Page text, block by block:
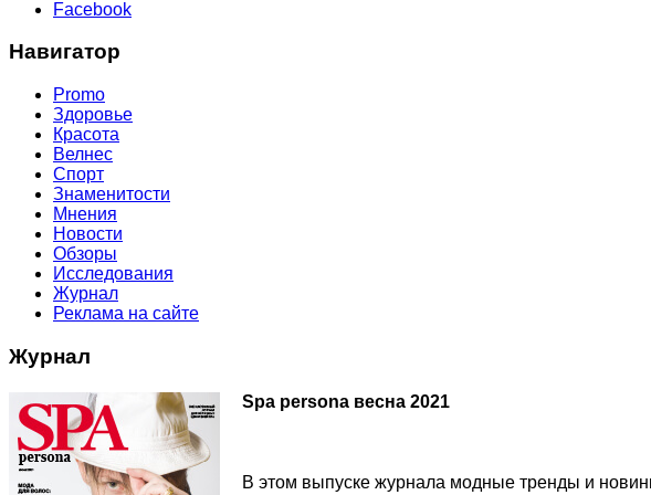
Facebook
Навигатор
Promo
Здоровье
Красота
Велнес
Спорт
Знаменитости
Мнения
Новости
Обзоры
Исследования
Журнал
Реклама на сайте
Журнал
Spa persona весна 2021
В этом выпуске журнала модные тренды и